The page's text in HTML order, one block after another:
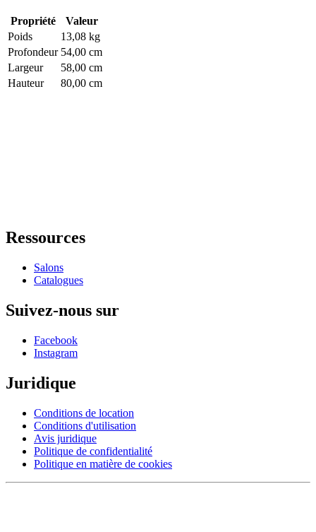
Propriété
Valeur
Poids
13,08 kg
Profondeur 54,00 cm
Largeur
58,00 cm
Hauteur
80,00 cm
Ressources
Salons
Catalogues
Suivez-nous sur
Facebook
Instagram
Juridique
Conditions de location
Conditions d'utilisation
Avis juridique
Politique de confidentialité
Politique en matière de cookies